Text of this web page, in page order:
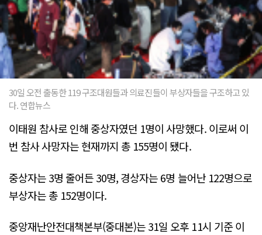
30일 오전 출동한 119 구조대원들과 의료진들이 부상자들을 구조하고 있
다. 연합뉴스
이태원 참사로 인해 중상자였던 1명이 사망했다. 이로써 이
번 참사 사망자는 현재까지 총 155명이 됐다.
중상자는 3명 줄어든 30명, 경상자는 6명 늘어난 122명으로
부상자는 총 152명이다.
중앙재난안전대책본부(중대본)는 31일 오후 11시 기준 이